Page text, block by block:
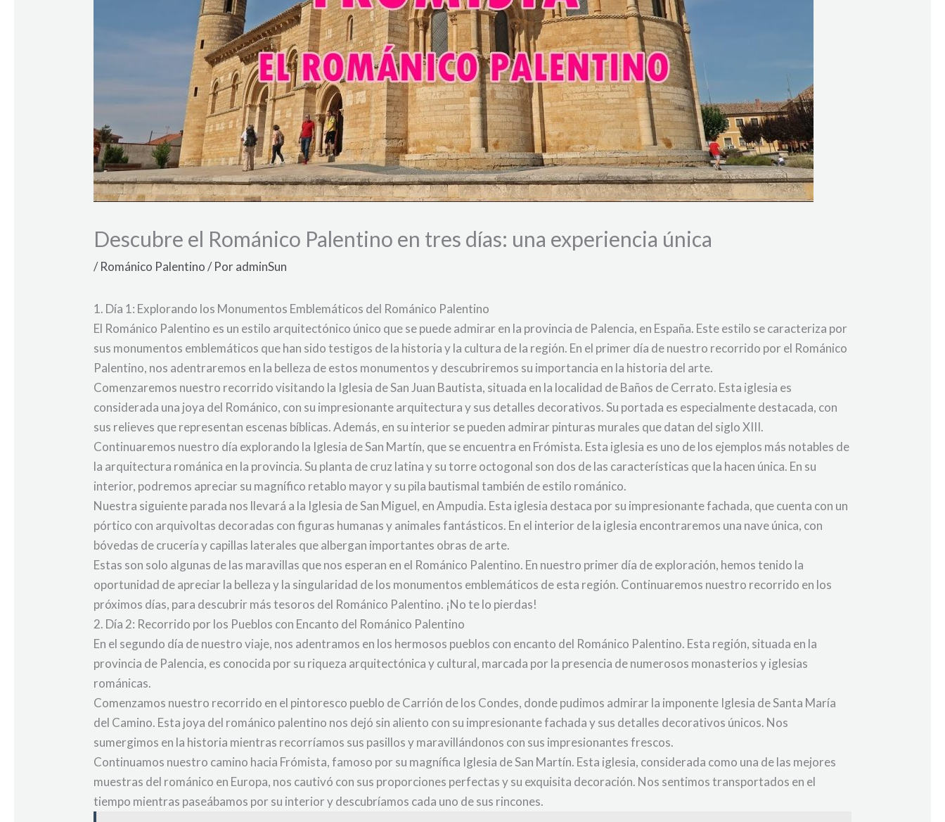
Descubre el Románico Palentino en tres días: una experiencia única
/Románico Palentino/ PoradminSun
1. Día 1: Explorando los Monumentos Emblemáticos del Románico Palentino
El Románico Palentino es un estilo arquitectónico único que se puede admirar en la provincia de Palencia, en España. Este estilo se caracteriza por
sus monumentos emblemáticos que han sido testigos de la historia y la cultura de la región. En el primer día de nuestro recorrido por el Románico
Palentino, nos adentraremos en la belleza de estos monumentos y descubriremos su importancia en la historia del arte.
Comenzaremos nuestro recorrido visitando la Iglesia de San Juan Bautista, situada en la localidad de Baños de Cerrato. Esta iglesia es
considerada una joya del Románico, con su impresionante arquitectura y sus detalles decorativos. Su portada es especialmente destacada, con
sus relieves que representan escenas bíblicas. Además, en su interior se pueden admirar pinturas murales que datan del siglo XIII.
Continuaremos nuestro día explorando la Iglesia de San Martín, que se encuentra en Frómista. Esta iglesia es uno de los ejemplos más notables de
la arquitectura románica en la provincia. Su planta de cruz latina y su torre octogonal son dos de las características que la hacen única. En su
interior, podremos apreciar su magnífico retablo mayor y su pila bautismal también de estilo románico.
Nuestra siguiente parada nos llevará a la Iglesia de San Miguel, en Ampudia. Esta iglesia destaca por su impresionante fachada, que cuenta con un
pórtico con arquivoltas decoradas con figuras humanas y animales fantásticos. En el interior de la iglesia encontraremos una nave única, con
bóvedas de crucería y capillas laterales que albergan importantes obras de arte.
Estas son solo algunas de las maravillas que nos esperan en el Románico Palentino. En nuestro primer día de exploración, hemos tenido la
oportunidad de apreciar la belleza y la singularidad de los monumentos emblemáticos de esta región. Continuaremos nuestro recorrido en los
próximos días, para descubrir más tesoros del Románico Palentino. ¡No te lo pierdas!
2. Día 2: Recorrido por los Pueblos con Encanto del Románico Palentino
En el segundo día de nuestro viaje, nos adentramos en los hermosos pueblos con encanto del Románico Palentino. Esta región, situada en la
provincia de Palencia, es conocida por su riqueza arquitectónica y cultural, marcada por la presencia de numerosos monasterios y iglesias
románicas.
Comenzamos nuestro recorrido en el pintoresco pueblo de Carrión de los Condes, donde pudimos admirar la imponente Iglesia de Santa María
del Camino. Esta joya del románico palentino nos dejó sin aliento con su impresionante fachada y sus detalles decorativos únicos. Nos
sumergimos en la historia mientras recorríamos sus pasillos y maravillándonos con sus impresionantes frescos.
Continuamos nuestro camino hacia Frómista, famoso por su magnífica Iglesia de San Martín. Esta iglesia, considerada como una de las mejores
muestras del románico en Europa, nos cautivó con sus proporciones perfectas y su exquisita decoración. Nos sentimos transportados en el
tiempo mientras paseábamos por su interior y descubríamos cada uno de sus rincones.